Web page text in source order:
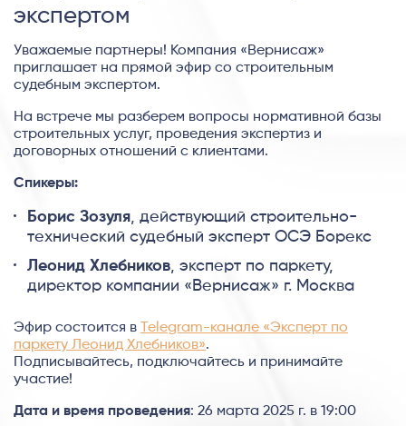
экспертом
Уважаемые партнеры! Компания «Вернисаж»
приглашает на прямой эфир со строительным
судебным экспертом.
На встрече мы разберем вопросы нормативной базы
строительных услуг, проведения экспертиз и
договорных отношений с клиентами.
Спикеры:
Борис Зозуля, действующий строительно-
технический судебный эксперт ОСЭ Борекс
Леонид Хлебников, эксперт по паркету,
директор компании «Вернисаж» г. Москва
Эфир состоится в
Telegram-канале «Эксперт по
паркету Леонид Хлебников».
Подписывайтесь, подключайтесь и принимайте
участие!
Дата и время проведения: 26 марта 2025 г. в 19:00